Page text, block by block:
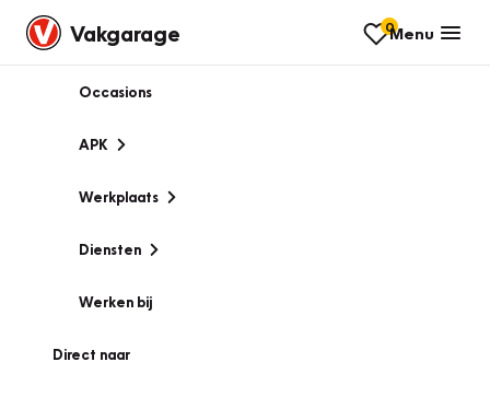
Vakgarage 0Menu
Occasions
APK
Werkplaats
Diensten
Werken bij
Direct naar